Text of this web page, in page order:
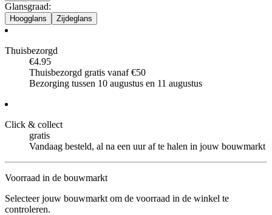
Glansgraad:
Hoogglans Zijdeglans
Thuisbezorgd
€4.95
Thuisbezorgd gratis vanaf €50
Bezorging tussen 10 augustus en 11 augustus
Click & collect
gratis
Vandaag besteld, al na een uur af te halen in jouw bouwmarkt
Voorraad in de bouwmarkt
Selecteer jouw bouwmarkt om de voorraad in de winkel te
controleren.